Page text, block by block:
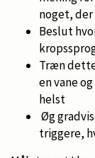
noget,
Beslut
Træn
en vane
helst
Øg
triggere,